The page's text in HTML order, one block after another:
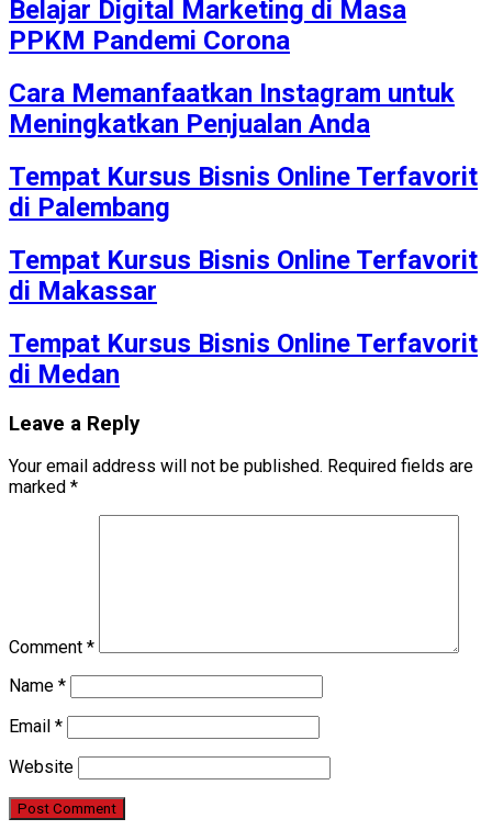
Belajar Digital Marketing di Masa
PPKM Pandemi Corona
Cara Memanfaatkan Instagram untuk
Meningkatkan Penjualan Anda
Tempat Kursus Bisnis Online Terfavorit
di Palembang
Tempat Kursus Bisnis Online Terfavorit
di Makassar
Tempat Kursus Bisnis Online Terfavorit
di Medan
Leave a Reply
Your email address will not be published. Required fields are
marked *
Comment *
Name *
Email *
Website